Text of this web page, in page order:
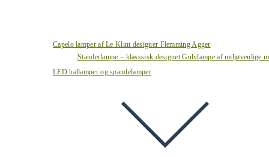
Capelo lamper af Le Klint designer Flemming Agger
Standerlampe – klasssisk designet Gulvlampe af miljøvenlige
LED hallamper og spandelamper